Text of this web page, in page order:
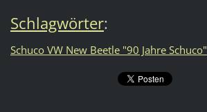
Schlagwörter:
Schuco VW New Beetle "90 Jahre Schuco"